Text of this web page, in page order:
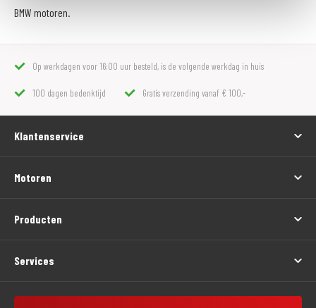
BMW motoren.
Op werkdagen voor 16:00 uur besteld, is de volgende werkdag in huis
100 dagen bedenktijd Gratis verzending vanaf € 100,-
Klantenservice
Motoren
Producten
Services